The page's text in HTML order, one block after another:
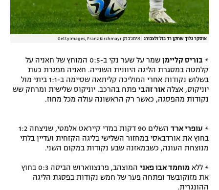
אוסקר גלוך שחקן רד בול זלצבורג אימג'בנק GettyImages, Franz Kirchmayr
* בוריס קליימן
שמר על שער נקי ב-0:5 המוחץ של חאניה על
קלמטה במסגרת הליגה היוונית השנייה. חאניה מפגרת כעת
בשלוש נקודות אחרי המוליכה קליתאה שסיימה ב-1:1 ביתי מול
יוניקוס, אצלה אור זהבי פתח בהרכב. יוניקוס שלישית ומרחק שש
נקודות מהפסגה, כאשר רק הראשונה עולה מכל מחוז.
* עופרי ארד
השלים 90 דקות במדי קייראט אלמטי, שניצחה 1:2
בחוץ את אורדבאסי במחזור השלישי בליגה הקזחית ועדיין בלתי
מנוצחת העונה, כשבמאזנה שבע נקודות במקום השני.
* ללא מוחמד אבו פאני
המוצהב, פרנצווארוש הביסה 0:3 בחוץ
את מזוקובשד ופתחה פער של חמש נקודות בפסגת הליגה
ההונגרית.